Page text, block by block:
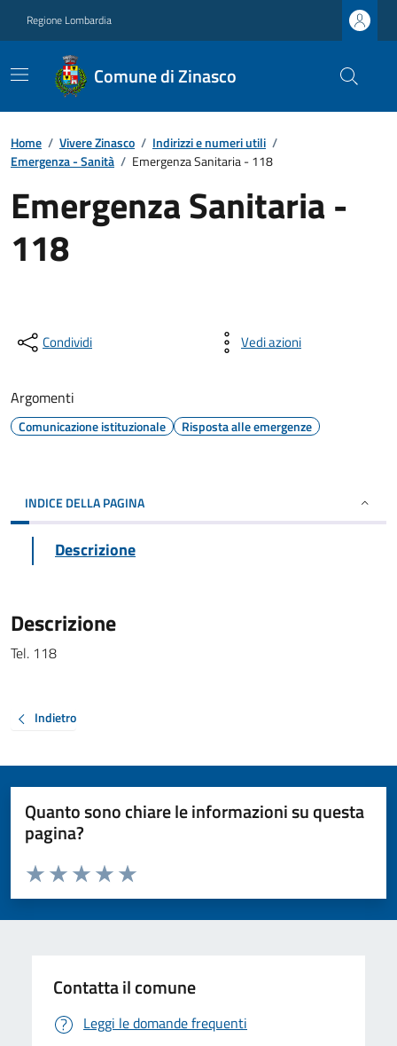
Regione Lombardia
Comune di Zinasco
Home / Vivere Zinasco / Indirizzi e numeri utili /
Emergenza - Sanità / Emergenza Sanitaria - 118
Emergenza Sanitaria -
118
Condividi Vedi azioni
Argomenti
Comunicazione istituzionale Risposta alle emergenze
INDICE DELLA PAGINA
Descrizione
Descrizione
Tel. 118
Indietro
Quanto sono chiare le informazioni su questa
pagina?
Valuta da 1 a 5 stelle la pagina
Valuta 5 stelle su 5
Valuta 4 stelle su 5
Valuta 3 stelle su 5
Valuta 2 stelle su 5
Valuta 1 stelle su 5
Contatta il comune
Leggi le domande frequenti